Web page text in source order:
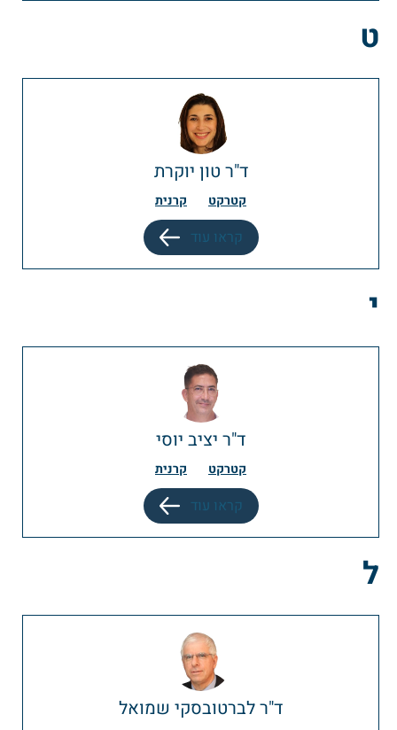
ט
ד"ר טון יוקרת
קטרקט קרנית
קראו עוד
י
ד"ר יציב יוסי
קטרקט קרנית
קראו עוד
ל
ד"ר לברטובסקי שמואל